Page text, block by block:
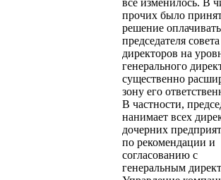
прочих было
решение
председателя совета
директоров на
генерального
существенно
зону его
В частности,
нанимает всех
дочерних
по рекомендации и
согласованию с
генеральным